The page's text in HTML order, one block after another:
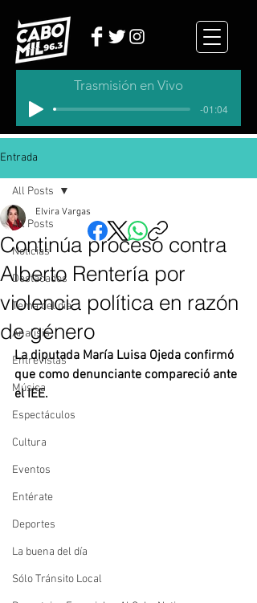
Trasmisión en Vivo
-01:04
Entrada
All Posts
Noticias
Destacados
Tema del dia
Analisis
Entrevistas
Música
Espectáculos
Cultura
Eventos
Entérate
Deportes
La buena del día
Sólo Tránsito Local
All Posts
Continúa proceso contra
Alberto Rentería por
violencia política en razón
de género
Elvira Vargas
La diputada María Luisa Ojeda confirmó
que como denunciante compareció ante
el IEE.